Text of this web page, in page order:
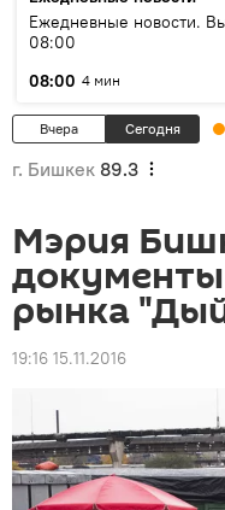
Ежедневные новости.
08:00
08:00 4 мин
Вчера Сегодня
г. Бишкек 89.3
Мэрия
рынка
19:16 15.11.2016